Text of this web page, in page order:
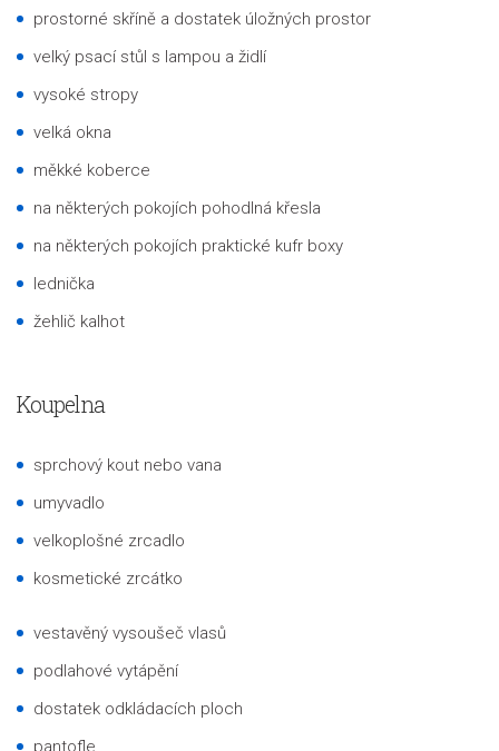
prostorné skříně a dostatek úložných prostor
velký psací stůl s lampou a židlí
vysoké stropy
velká okna
měkké koberce
na některých pokojích pohodlná křesla
na některých pokojích praktické kufr boxy
lednička
žehlič kalhot
Koupelna
sprchový kout nebo vana
umyvadlo
velkoplošné zrcadlo
kosmetické zrcátko
vestavěný vysoušeč vlasů
podlahové vytápění
dostatek odkládacích ploch
pantofle